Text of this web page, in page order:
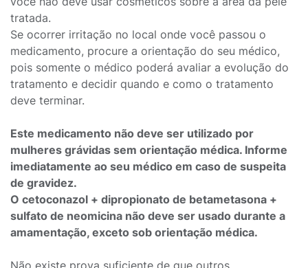
tratada.
Se ocorrer irritação no local onde você passou o
medicamento, procure a orientação do seu médico,
pois somente o médico poderá avaliar a evolução do
tratamento e decidir quando e como o tratamento
deve terminar.
Este medicamento não deve ser utilizado por
mulheres grávidas sem orientação médica. Informe
imediatamente ao seu médico em caso de suspeita
de gravidez.
O cetoconazol + dipropionato de betametasona +
sulfato de neomicina não deve ser usado durante a
amamentação, exceto sob orientação médica.
Não existe prova suficiente de que outros